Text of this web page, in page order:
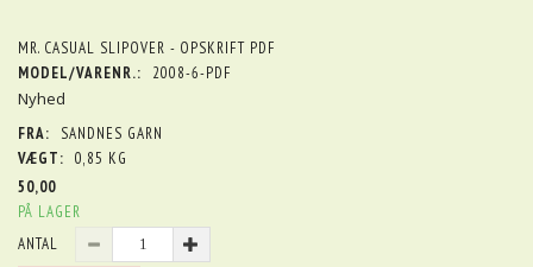
MR. CASUAL SLIPOVER - OPSKRIFT PDF
MODEL/VARENR.:
2008-6-PDF
Nyhed
FRA:
SANDNES GARN
VÆGT: 0,85 KG
50,00
PÅ LAGER
ANTAL